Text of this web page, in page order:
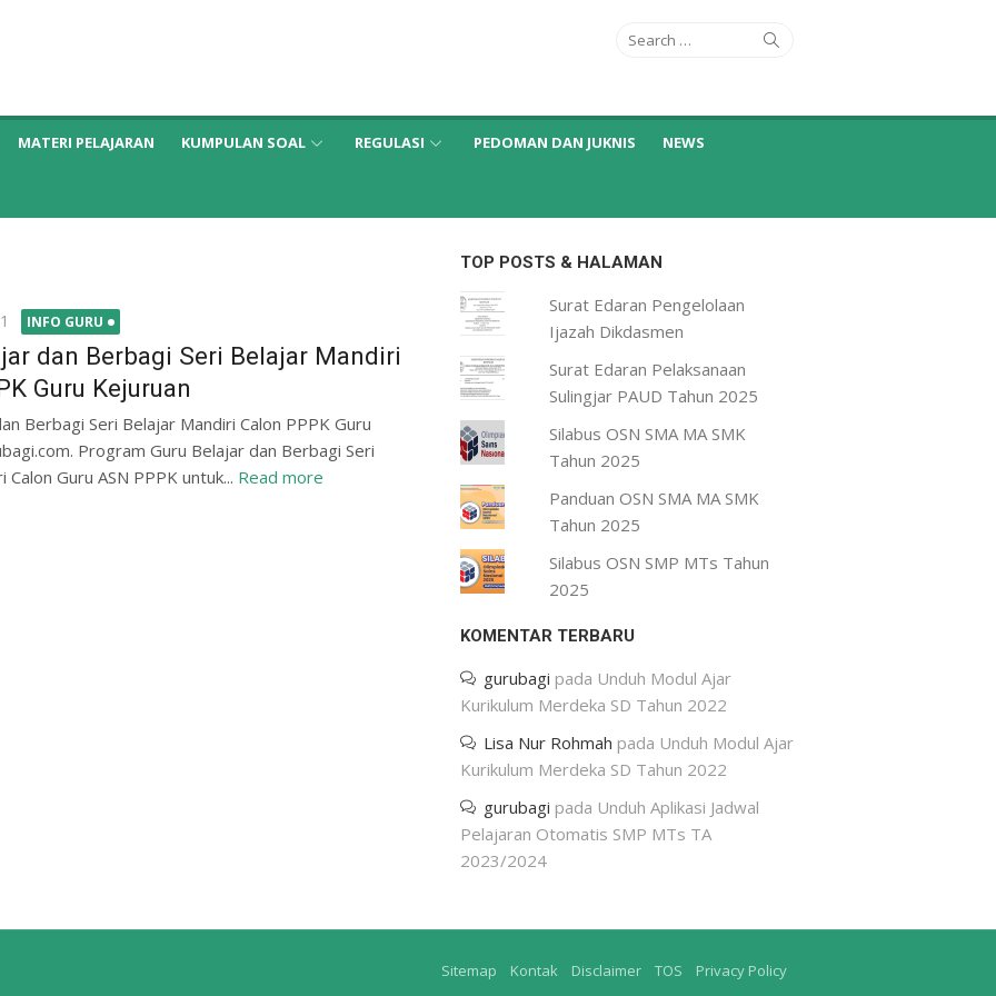
Search
MATERI PELAJARAN KUMPULAN SOAL REGULASI PEDOMAN DAN JUKNIS NEWS
INFO GURU
dan Berbagi Seri Belajar Mandiri
Guru Kejuruan
Berbagi Seri Belajar Mandiri Calon PPPK Guru
Program Guru Belajar dan Berbagi Seri
Calon Guru ASN PPPK untuk... Read more
TOP POSTS & HALAMAN
Surat Edaran Pengelolaan
Ijazah Dikdasmen
Surat Edaran Pelaksanaan
Sulingjar PAUD Tahun 2025
Silabus OSN SMA MA SMK
Tahun 2025
Panduan OSN SMA MA SMK
Tahun 2025
Silabus OSN SMP MTs Tahun
2025
KOMENTAR TERBARU
gurubagi pada Unduh Modul Ajar
Kurikulum Merdeka SD Tahun 2022
Lisa Nur Rohmah pada Unduh Modul Ajar
Kurikulum Merdeka SD Tahun 2022
gurubagi pada Unduh Aplikasi Jadwal
Pelajaran Otomatis SMP MTs TA
2023/2024
Sitemap Kontak Disclaimer TOS Privacy Policy